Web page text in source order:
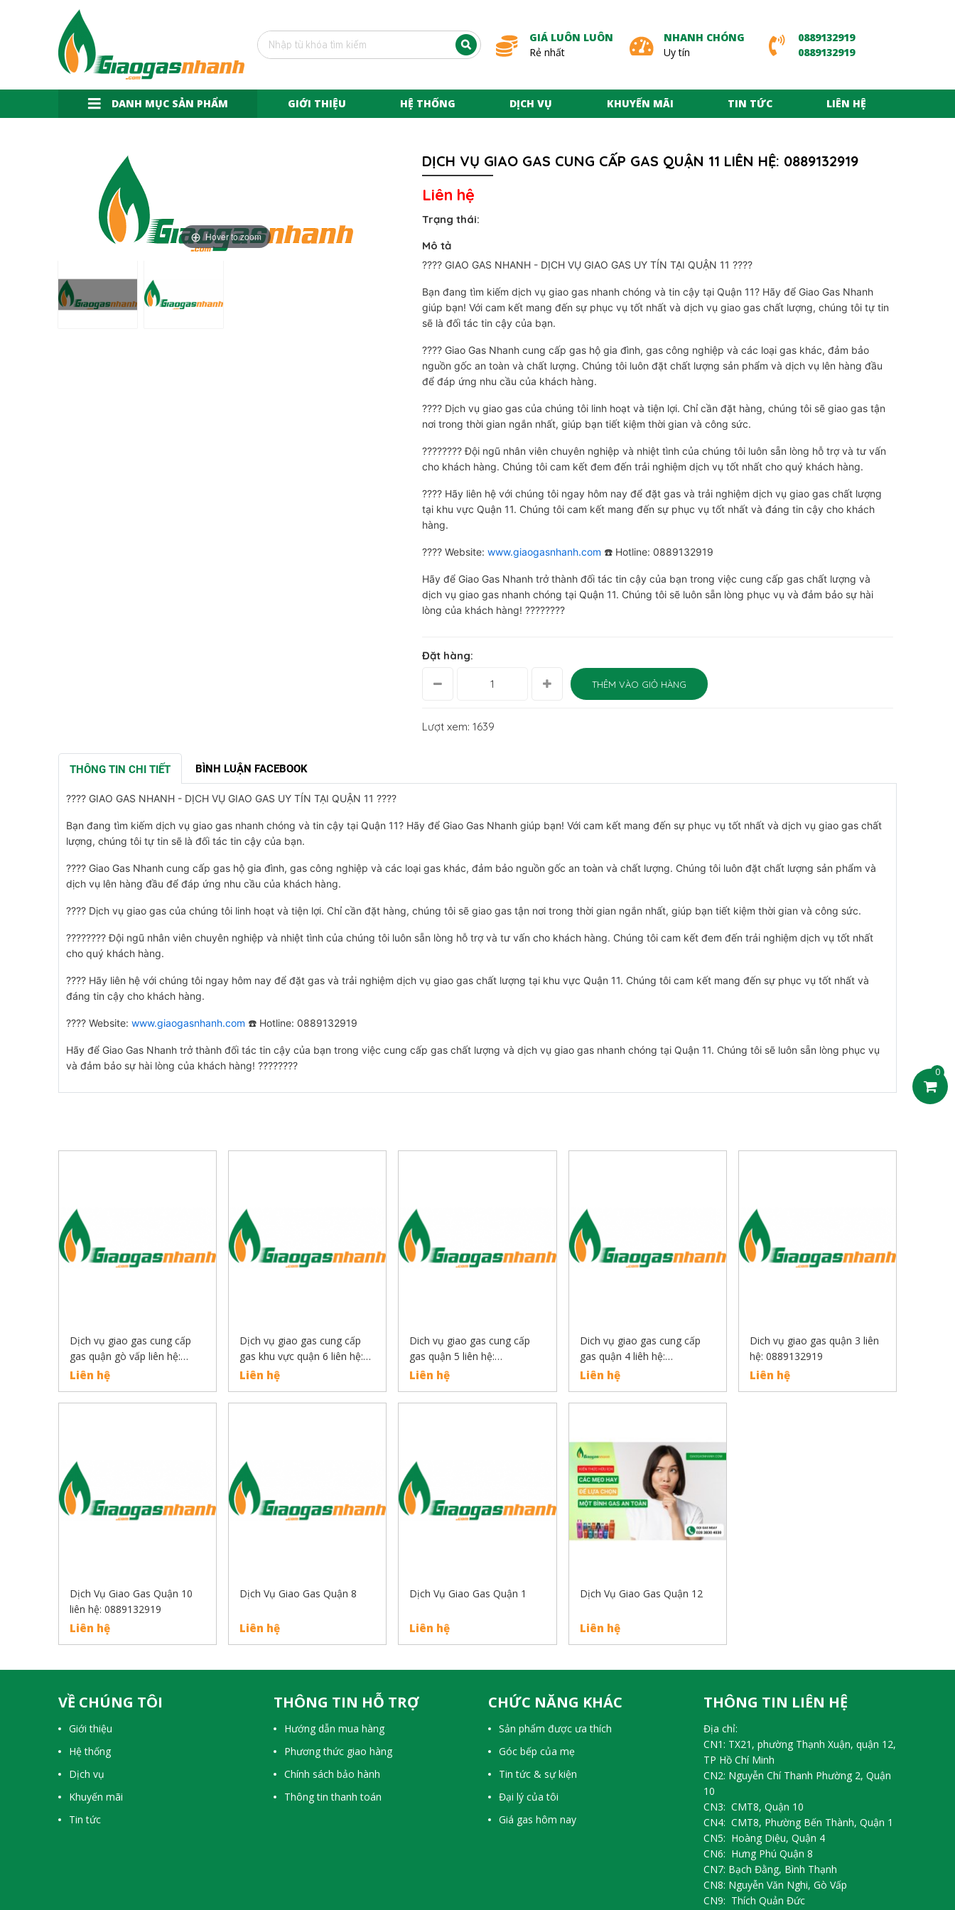
0
GIÁ LUÔN LUÔN
Rẻ nhất
NHANH CHÓNG
Uy tín
0889132919
0889132919
DANH MỤC SẢN PHẨM GIỚI THIỆU HỆ THỐNG DỊCH VỤ KHUYẾN MÃI TIN TỨC LIÊN HỆ
Hover to zoom
DỊCH VỤ GIAO GAS CUNG CẤP GAS QUẬN 11 LIÊN HỆ: 0889132919
Liên hệ
Trạng thái:
Mô tả
???? GIAO GAS NHANH - DỊCH VỤ GIAO GAS UY TÍN TẠI QUẬN 11 ????
Bạn đang tìm kiếm dịch vụ giao gas nhanh chóng và tin cậy tại Quận 11? Hãy để Giao Gas Nhanh
giúp bạn! Với cam kết mang đến sự phục vụ tốt nhất và dịch vụ giao gas chất lượng, chúng tôi tự tin
sẽ là đối tác tin cậy của bạn.
???? Giao Gas Nhanh cung cấp gas hộ gia đình, gas công nghiệp và các loại gas khác, đảm bảo
nguồn gốc an toàn và chất lượng. Chúng tôi luôn đặt chất lượng sản phẩm và dịch vụ lên hàng đầu
để đáp ứng nhu cầu của khách hàng.
???? Dịch vụ giao gas của chúng tôi linh hoạt và tiện lợi. Chỉ cần đặt hàng, chúng tôi sẽ giao gas tận
nơi trong thời gian ngắn nhất, giúp bạn tiết kiệm thời gian và công sức.
????‍???? Đội ngũ nhân viên chuyên nghiệp và nhiệt tình của chúng tôi luôn sẵn lòng hỗ trợ và tư vấn
cho khách hàng. Chúng tôi cam kết đem đến trải nghiệm dịch vụ tốt nhất cho quý khách hàng.
???? Hãy liên hệ với chúng tôi ngay hôm nay để đặt gas và trải nghiệm dịch vụ giao gas chất lượng
tại khu vực Quận 11. Chúng tôi cam kết mang đến sự phục vụ tốt nhất và đáng tin cậy cho khách
hàng.
???? Website:www.giaogasnhanh.com ☎️ Hotline: 0889132919
Hãy để Giao Gas Nhanh trở thành đối tác tin cậy của bạn trong việc cung cấp gas chất lượng và
dịch vụ giao gas nhanh chóng tại Quận 11. Chúng tôi sẽ luôn sẵn lòng phục vụ và đảm bảo sự hài
lòng của khách hàng! ????????
Đặt hàng:
THÊM VÀO GIỎ HÀNG
Lượt xem: 1639
THÔNG TIN CHI TIẾT BÌNH LUẬN FACEBOOK
???? GIAO GAS NHANH - DỊCH VỤ GIAO GAS UY TÍN TẠI QUẬN 11 ????
Bạn đang tìm kiếm dịch vụ giao gas nhanh chóng và tin cậy tại Quận 11? Hãy để Giao Gas Nhanh giúp bạn! Với cam kết mang đến sự phục vụ tốt nhất và dịch vụ giao gas chất
lượng, chúng tôi tự tin sẽ là đối tác tin cậy của bạn.
???? Giao Gas Nhanh cung cấp gas hộ gia đình, gas công nghiệp và các loại gas khác, đảm bảo nguồn gốc an toàn và chất lượng. Chúng tôi luôn đặt chất lượng sản phẩm và
dịch vụ lên hàng đầu để đáp ứng nhu cầu của khách hàng.
???? Dịch vụ giao gas của chúng tôi linh hoạt và tiện lợi. Chỉ cần đặt hàng, chúng tôi sẽ giao gas tận nơi trong thời gian ngắn nhất, giúp bạn tiết kiệm thời gian và công sức.
????‍???? Đội ngũ nhân viên chuyên nghiệp và nhiệt tình của chúng tôi luôn sẵn lòng hỗ trợ và tư vấn cho khách hàng. Chúng tôi cam kết đem đến trải nghiệm dịch vụ tốt nhất
cho quý khách hàng.
???? Hãy liên hệ với chúng tôi ngay hôm nay để đặt gas và trải nghiệm dịch vụ giao gas chất lượng tại khu vực Quận 11. Chúng tôi cam kết mang đến sự phục vụ tốt nhất và
đáng tin cậy cho khách hàng.
???? Website: www.giaogasnhanh.com ☎️ Hotline: 0889132919
Hãy để Giao Gas Nhanh trở thành đối tác tin cậy của bạn trong việc cung cấp gas chất lượng và dịch vụ giao gas nhanh chóng tại Quận 11. Chúng tôi sẽ luôn sẵn lòng phục vụ
và đảm bảo sự hài lòng của khách hàng! ????????
Dịch vụ giao gas cung cấp
gas quận gò vấp liên hệ:
0889132919
Liên hệ
Dịch vụ giao gas cung cấp
gas khu vực quận 6 liên hệ:
0889132919
Liên hệ
Dich vụ giao gas cung cấp
gas quận 5 liên hệ:
0889132919
Liên hệ
Dich vụ giao gas cung cấp
gas quận 4 liêh hệ:
0889132919
Liên hệ
Dich vụ giao gas quận 3 liên
hệ: 0889132919
Liên hệ
Dịch Vụ Giao Gas Quận 10
liên hệ: 0889132919
Liên hệ
Dịch Vụ Giao Gas Quận 8
Liên hệ
Dịch Vụ Giao Gas Quận 1
Liên hệ
Dịch Vụ Giao Gas Quận 12
Liên hệ
VỀ CHÚNG TÔI
Giới thiệu
Hệ thống
Dịch vụ
Khuyến mãi
Tin tức
THÔNG TIN HỖ TRỢ
Hướng dẫn mua hàng
Phương thức giao hàng
Chính sách bảo hành
Thông tin thanh toán
CHỨC NĂNG KHÁC
Sản phẩm được ưa thích
Góc bếp của mẹ
Tin tức & sự kiện
Đại lý của tôi
Giá gas hôm nay
THÔNG TIN LIÊN HỆ
Địa chỉ:
CN1: TX21, phường Thạnh Xuận, quận 12,
TP Hồ Chí Minh
CN2: Nguyễn Chí Thanh Phường 2, Quận
10
CN3: CMT8, Quận 10
CN4: CMT8, Phường Bến Thành, Quận 1
CN5: Hoàng Diệu, Quận 4
CN6: Hưng Phú Quận 8
CN7: Bạch Đằng, Bình Thạnh
CN8: Nguyễn Văn Nghi, Gò Vấp
CN9: Thích Quản Đức